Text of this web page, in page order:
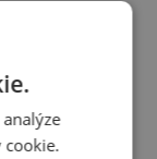
osmi či
by
některé
cookie.